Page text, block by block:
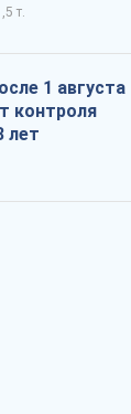
т.
1 августа
контроля
лет